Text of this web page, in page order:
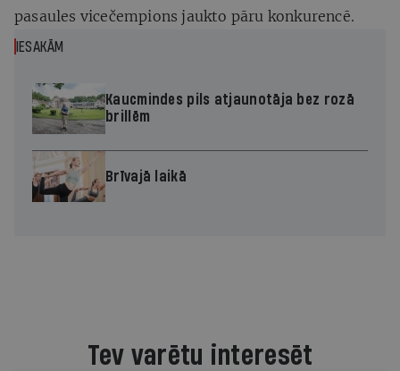
pasaules vicečempions jaukto pāru konkurencē.
IESAKĀM
Kaucmindes pils atjaunotāja bez rozā
brillēm
Brīvajā laikā
Tev varētu interesēt